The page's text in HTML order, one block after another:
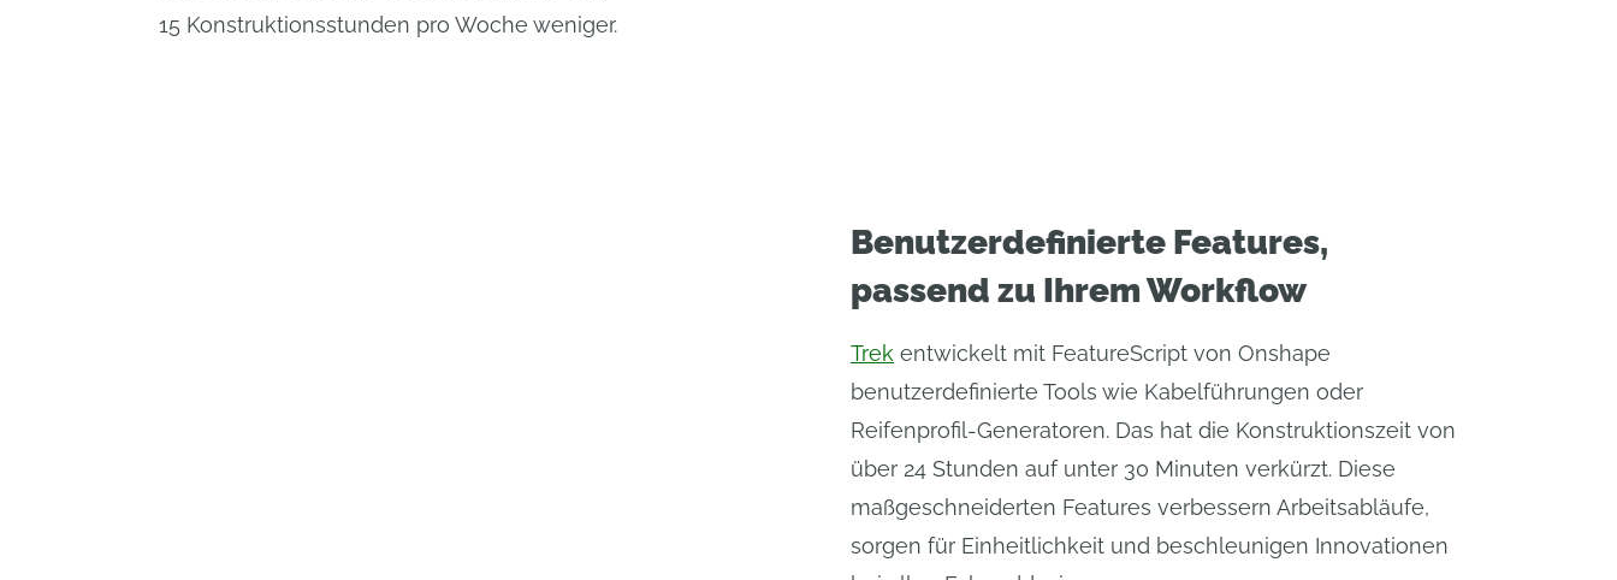
15 Konstruktionsstunden pro Woche weniger.
Benutzerdefinierte Features,
passend zu Ihrem Workflow
Trek entwickelt mit FeatureScript von Onshape
benutzerdefinierte Tools wie Kabelführungen oder
Reifenprofil-Generatoren. Das hat die Konstruktionszeit von
über 24 Stunden auf unter 30 Minuten verkürzt. Diese
maßgeschneiderten Features verbessern Arbeitsabläufe,
sorgen für Einheitlichkeit und beschleunigen Innovationen